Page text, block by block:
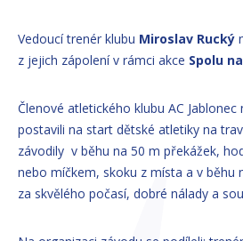
Vedoucí trenér klubu Miroslav Rucký
z jejich zápolení v rámci akce Spolu
Členové atletického klubu AC
postavili na start dětské atletiky na
závodily v běhu na 50 m překážek,
nebo míčkem, skoku z místa a v běhu
za skvělého počasí, dobré nálady a